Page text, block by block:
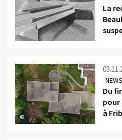
©
La
©
NEWS
Du
pour
à